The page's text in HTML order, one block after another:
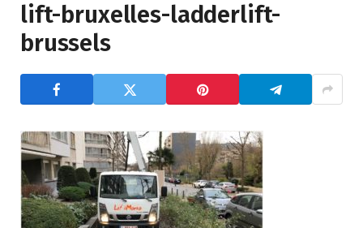
lift-bruxelles-ladderlift-
brussels